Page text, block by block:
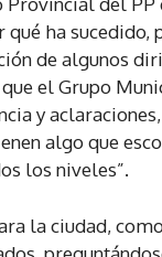
ha sucedido,
de algunos
el Grupo
y
algo que
los niveles”.
la ciudad,